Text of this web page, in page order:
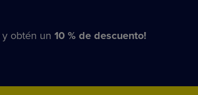
y obtén un 10 % de descuento!